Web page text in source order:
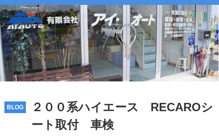
２００系ハイエース RECAROシ
ート取付 車検
BLOG